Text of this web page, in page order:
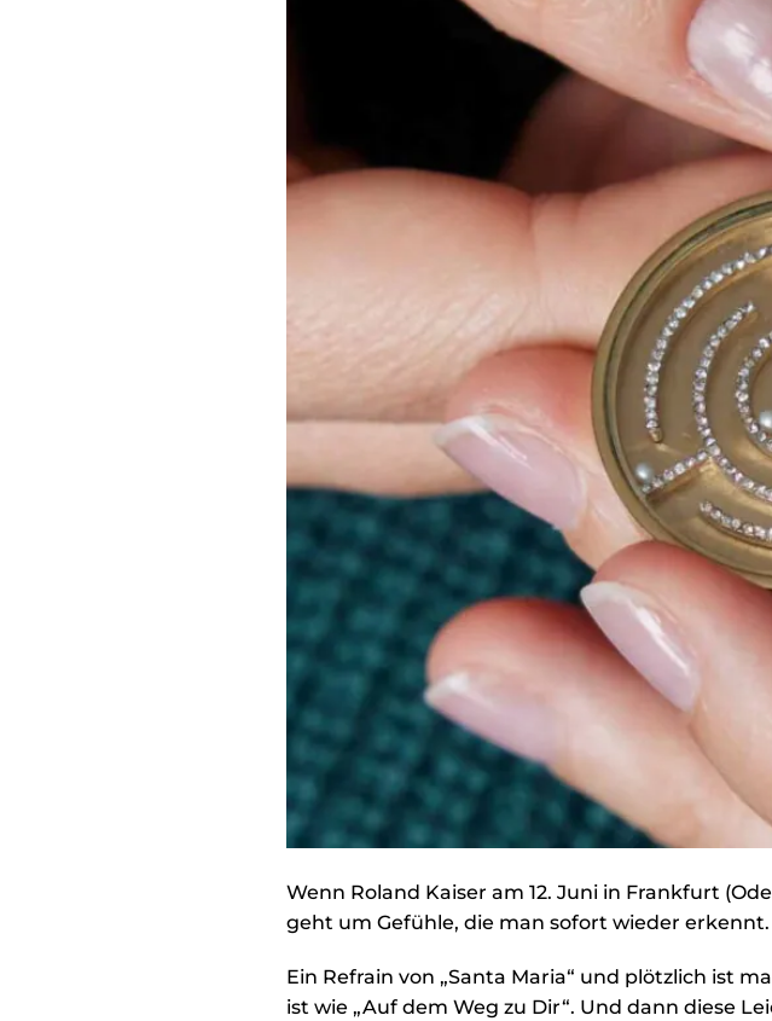
Wenn Roland Kaiser am 12. Juni in Frankfurt
geht um Gefühle, die man sofort wieder erkennt.
Ein Refrain von „Santa Maria“ und plötzlich ist
ist wie „Auf dem Weg zu Dir“. Und dann diese